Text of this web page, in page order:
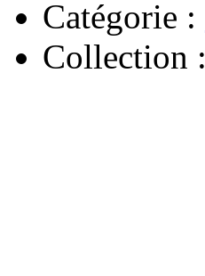
Catégorie :
Collection :